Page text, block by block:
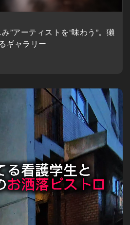
”アーティストを“味わう”。獺
ギャラリー